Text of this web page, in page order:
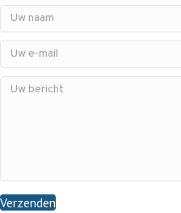
Verzenden